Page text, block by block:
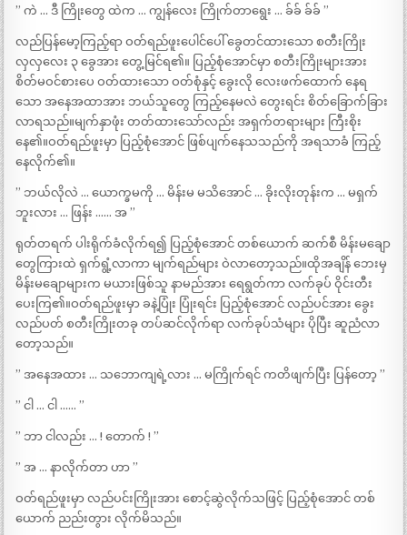
” ကဲ … ဒီ ကြိုးတွေ ထဲက … ကျွန်လေး ကြိုက်တာရွေး … ခ်ခ် ခ်ခ် ”
လည်ပြန်မော့ကြည့်ရာ ဝတ်ရည်ဖူးပေါင်ပေါ် ခွေတင်ထားသော စတီးကြိုး
လှလှလေး ၃ ခွေအား တွေ့မြင်ရ၏။ ပြည့်စုံအောင်မှာ စတီးကြိုးများအား
စိတ်မဝင်စားပေ ဝတ်ထားသော ဝတ်စုံနှင့် ခွေးလို လေးဖက်ထောက် နေရ
သော အနေအထာအား ဘယ်သူတွေ ကြည့်နေမလဲ တွေးရင်း စိတ်ခြောက်ခြား
လာရသည်။မျက်နှာဖုံး တတ်ထားသော်လည်း အရှက်တရားများ ကြီးစိုး
နေ၏။ဝတ်ရည်ဖူးမှာ ပြည့်စုံအောင် ဖြစ်ပျက်နေသသည်ကို အရသာခံ ကြည့်
နေလိုက်၏။
” ဘယ်လိုလဲ … ယောက္ခမကို … မိန်းမ မသိအောင် … ခိုးလိုးတုန်းက … မရှက်
ဘူးလား … ဖြန်း …… အ ”
ရုတ်တရက် ပါးရိုက်ခံလိုက်ရ၍ ပြည့်စုံအောင် တစ်ယောက် ဆက်စီ မိန်းမချော
တွေကြားထဲ ရှက်ရွံ့လာကာ မျက်ရည်များ ဝဲလာတော့သည်။ထိုအချိန် ဘေးမှ
မိန်းမချောများက မယားဖြစ်သူ နာမည်အား ရေရွတ်ကာ လက်ခုပ် ဝိုင်းတီး
ပေးကြ၏။ဝတ်ရည်ဖူးမှာ ခနဲ့ပြုံး ပြုံးရင်း ပြည့်စုံအောင် လည်ပင်အား ခွေး
လည်ပတ် စတီးကြိုးတခု တပ်ဆင်လိုက်ရာ လက်ခုပ်သံများ ပိုပြီး ဆူညံလာ
တော့သည်။
” အနေအထား … သဘောကျရဲ့လား … မကြိုက်ရင် ကတိဖျက်ပြီး ပြန်တော့ ”
” ငါ … ငါ …… ”
” ဘာ ငါလည်း … ! တောက် ! ”
” အ … နာလိုက်တာ ဟာ ”
ဝတ်ရည်ဖူးမှာ လည်ပင်းကြိုးအား စောင့်ဆွဲလိုက်သဖြင့် ပြည့်စုံအောင် တစ်
ယောက် ညည်းတွား လိုက်မိသည်။